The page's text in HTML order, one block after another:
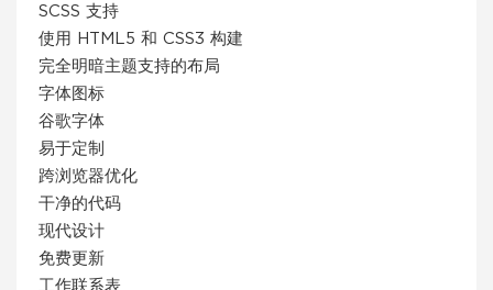
SCSS 支持
使用 HTML5 和 CSS3 构建
完全明暗主题支持的布局
字体图标
谷歌字体
易于定制
跨浏览器优化
干净的代码
现代设计
免费更新
工作联系表